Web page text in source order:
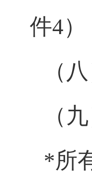
件4）
（
（
*所